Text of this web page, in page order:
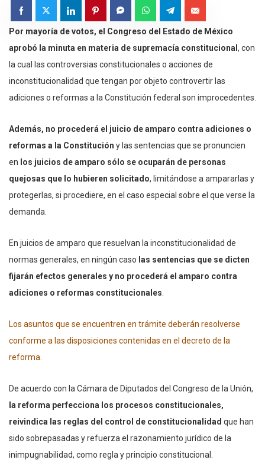
Por mayoría de votos, el Congreso del Estado de México
aprobó la minuta en materia de supremacía constitucional , con
la cual las controversias constitucionales o acciones de
inconstitucionalidad que tengan por objeto controvertir las
adiciones o reformas a la Constitución federal son improcedentes.
Además, no procederá el juicio de amparo contra adiciones o
reformas a la Constitución y las sentencias que se pronuncien
en los juicios de amparo sólo se ocuparán de personas
quejosas que lo hubieren solicitado, limitándose a ampararlas y
protegerlas, si procediere, en el caso especial sobre el que verse la
demanda.
En juicios de amparo que resuelvan la inconstitucionalidad de
normas generales, en ningún caso las sentencias que se dicten
fijarán efectos generales y no procederá el amparo contra
adiciones o reformas constitucionales.
Los asuntos que se encuentren en trámite deberán resolverse
conforme a las disposiciones contenidas en el decreto de la
reforma.
De acuerdo con la Cámara de Diputados del Congreso de la Unión,
la reforma perfecciona los procesos constitucionales,
reivindica las reglas del control de constitucionalidad que han
sido sobrepasadas y refuerza el razonamiento jurídico de la
inimpugnabilidad, como regla y principio constitucional.